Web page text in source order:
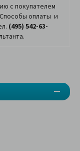
с покупателем
оплаты и
(495) 542-63-